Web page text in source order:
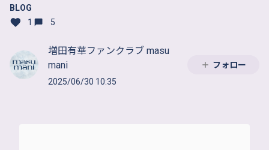
BLOG
1
5
増田有華ファンクラブ masu
mani
2025/06/30 10:35
フォロー